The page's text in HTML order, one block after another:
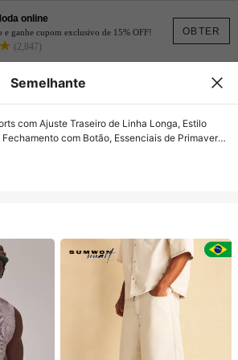
OBTER
online
e ganhe cupom exclusivo de 15% OFF!
(2,847)
Semelhante
com Ajuste Traseiro de Linha Longa, Estilo
com Botão, Essenciais de Primavera